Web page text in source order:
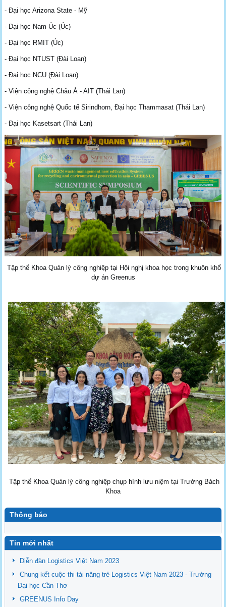
- Đại học Arizona State - Mỹ
- Đại học Nam Úc (Úc)
- Đại học RMIT (Úc)
- Đại học NTUST (Đài Loan)
- Đại học NCU (Đài Loan)
- Viện công nghệ Châu Á - AIT (Thái Lan)
- Viện công nghệ Quốc tế Sirindhorn, Đại học Thammasat (Thái Lan)
- Đại học Kasetsart (Thái Lan)
Tập thể Khoa Quản lý công nghiệp tại Hội nghị khoa học trong khuôn khổ
dự án Greenus
Tập thể Khoa Quản lý công nghiệp chụp hình lưu niệm tại Trường Bách
Khoa
Thông báo
Tin mới nhất
Diễn đàn Logistics Việt Nam 2023
Chung kết cuộc thi tài năng trẻ Logistics Việt Nam 2023 - Trường
Đại học Cần Thơ
GREENUS Info Day